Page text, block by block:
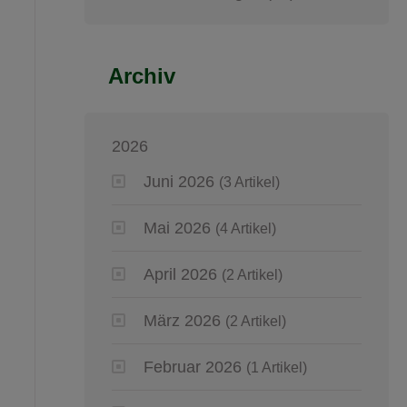
Archiv
2026
Juni 2026 (3 Artikel)
Mai 2026 (4 Artikel)
April 2026 (2 Artikel)
März 2026 (2 Artikel)
Februar 2026 (1 Artikel)